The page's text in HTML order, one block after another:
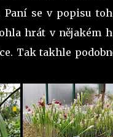
Paní se v popisu
hrát v nějakém
Tak takhle